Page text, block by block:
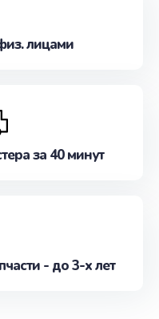
лицами
за 40 минут
- до 3-х лет